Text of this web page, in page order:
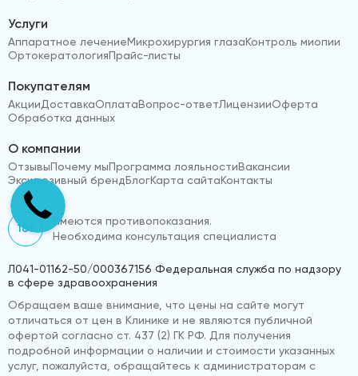
Услуги
Аппаратное лечениеМикрохирургия глазаКонтроль миопии
ОртокератологияПрайс-листы
Покупателям
АкцииДоставкаОплатаВопрос-ответЛицензииОферта
Обработка данных
О компании
ОтзывыПочему мыПрограмма лояльностиВакансии
Эксклюзивный брендБлогКарта сайтаКонтакты
18+
Имеются противопоказания.
Необходима консультация специалиста
Л041-01162-50/000367156 Федеральная служба по надзору
в сфере здравоохранения
Обращаем ваше внимание, что цены на сайте могут
отличаться от цен в Клинике и не являются публичной
офертой согласно ст. 437 (2) ГК РФ. Для получения
подробной информации о наличии и стоимости указанных
услуг, пожалуйста, обращайтесь к администраторам с